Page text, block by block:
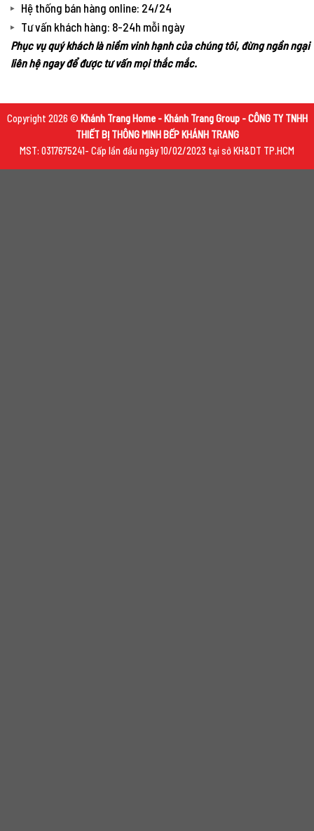
Hệ thống bán hàng online: 24/24
Tư vấn khách hàng: 8-24h mỗi ngày
Phục vụ quý khách là niềm vinh hạnh của chúng tôi, đừng ngần ngại
liên hệ ngay để được tư vấn mọi thắc mắc.
Copyright 2026 © Khánh Trang Home - Khánh Trang Group - CÔNG TY TNHH
THIẾT BỊ THÔNG MINH BẾP KHÁNH TRANG
MST: 0317675241- Cấp lần đầu ngày 10/02/2023 tại sở KH&DT TP.HCM